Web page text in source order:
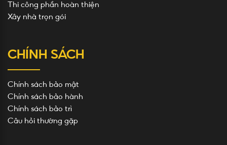
Thi công phần hoàn thiện
Xây nhà trọn gói
CHÍNH SÁCH
Chính sách bảo mật
Chính sách bảo hành
Chính sách bảo trì
Câu hỏi thường gặp